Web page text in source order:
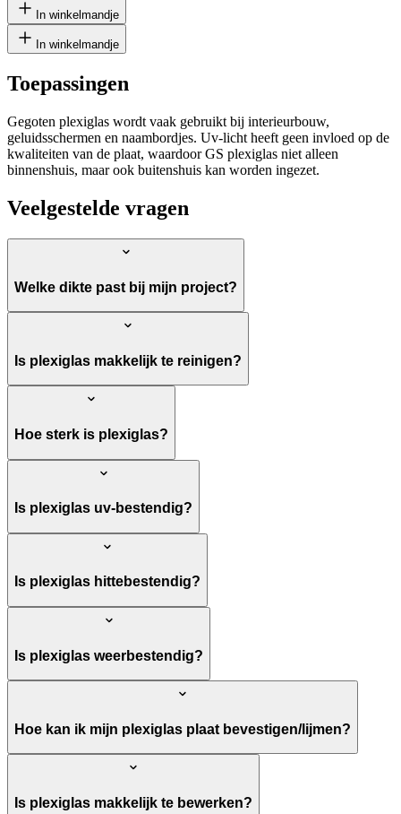
In winkelmandje
In winkelmandje
Toepassingen
Gegoten plexiglas wordt vaak gebruikt bij interieurbouw,
geluidsschermen en naambordjes. Uv-licht heeft geen invloed op de
kwaliteiten van de plaat, waardoor GS plexiglas niet alleen
binnenshuis, maar ook buitenshuis kan worden ingezet.
Veelgestelde vragen
Welke dikte past bij mijn project?
Is plexiglas makkelijk te reinigen?
Hoe sterk is plexiglas?
Is plexiglas uv-bestendig?
Is plexiglas hittebestendig?
Is plexiglas weerbestendig?
Hoe kan ik mijn plexiglas plaat bevestigen/lijmen?
Is plexiglas makkelijk te bewerken?